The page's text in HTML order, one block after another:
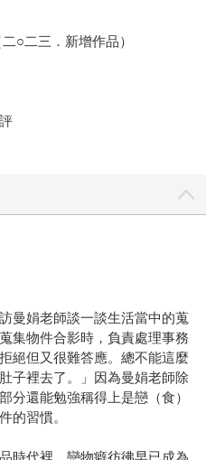
○二三．新增作品）
曼娟老師談一談生活當中的蒐
集物件合影時，負責處理事務
絕但又很難答應。總不能這麼
子裡去了。」因為曼娟老師除
分還能勉強稱得上是戀（食）
的習慣。